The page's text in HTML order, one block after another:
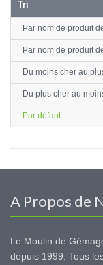
Tri
Par nom de produit
Par nom de produit
Du moins cher au
Du plus cher au
Par défaut
A Propos de
Le Moulin de
depuis 1999. Tous